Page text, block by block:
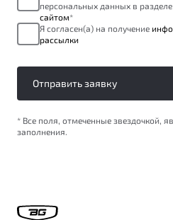
Универсальный кроссовер
Обзор В наличии
Запись на сервис
Калькулятор ТО
Клиентская поддержка
персональных данных в разделе
сайтом*
Я согласен(а) на получение
рассылки
Отправить заявку
* Все поля, отмеченные звездочкой,
заполнения.